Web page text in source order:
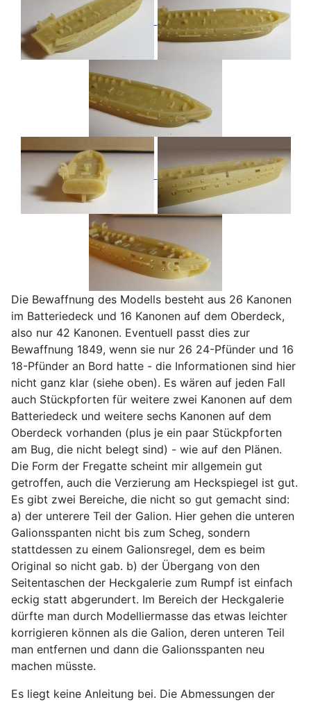
Die Bewaffnung des Modells besteht aus 26 Kanonen
im Batteriedeck und 16 Kanonen auf dem Oberdeck,
also nur 42 Kanonen. Eventuell passt dies zur
Bewaffnung 1849, wenn sie nur 26 24-Pfünder und 16
18-Pfünder an Bord hatte - die Informationen sind hier
nicht ganz klar (siehe oben). Es wären auf jeden Fall
auch Stückpforten für weitere zwei Kanonen auf dem
Batteriedeck und weitere sechs Kanonen auf dem
Oberdeck vorhanden (plus je ein paar Stückpforten
am Bug, die nicht belegt sind) - wie auf den Plänen.
Die Form der Fregatte scheint mir allgemein gut
getroffen, auch die Verzierung am Heckspiegel ist gut.
Es gibt zwei Bereiche, die nicht so gut gemacht sind:
a) der unterere Teil der Galion. Hier gehen die unteren
Galionsspanten nicht bis zum Scheg, sondern
stattdessen zu einem Galionsregel, dem es beim
Original so nicht gab. b) der Übergang von den
Seitentaschen der Heckgalerie zum Rumpf ist einfach
eckig statt abgerundert. Im Bereich der Heckgalerie
dürfte man durch Modelliermasse das etwas leichter
korrigieren können als die Galion, deren unteren Teil
man entfernen und dann die Galionsspanten neu
machen müsste.
Es liegt keine Anleitung bei. Die Abmessungen der